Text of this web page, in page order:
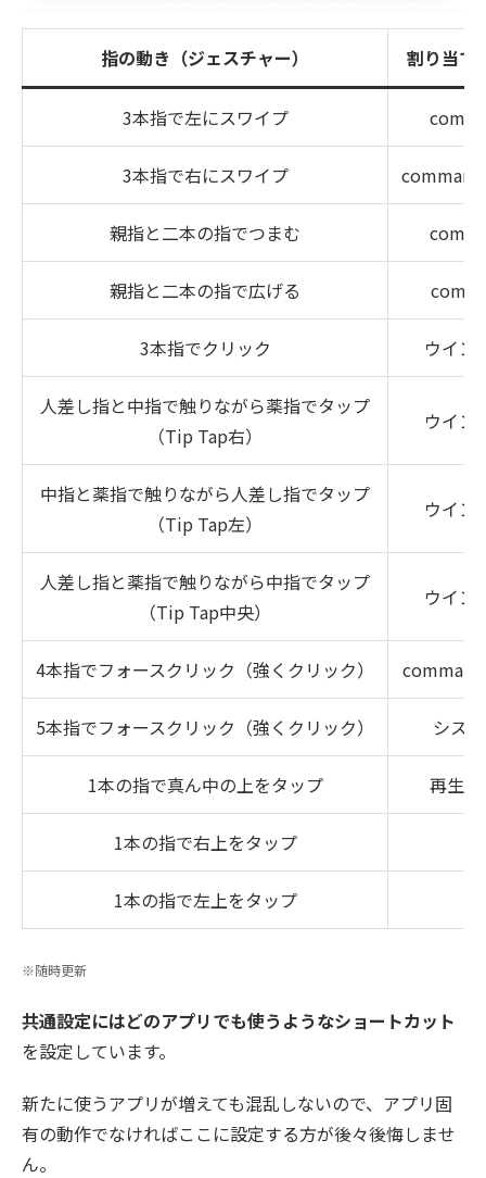
指の動き（ジェスチャー） 割り当て
3本指で左にスワイプ
3本指で右にスワイプ
親指と二本の指でつまむ
親指と二本の指で広げる
3本指でクリック ウイン
人差し指と中指で触りながら薬指でタップ
（Tip Tap右）
ウイン
中指と薬指で触りながら人差し指でタップ
（Tip Tap左）
ウイン
人差し指と薬指で触りながら中指でタップ
（Tip Tap中央）
ウイン
4本指でフォースクリック（強くクリック）
5本指でフォースクリック（強くクリック） シス
1本の指で真ん中の上をタップ 再生/
1本の指で右上をタップ
1本の指で左上をタップ
※随時更新
共通設定にはどのアプリでも使うようなショートカット
を設定しています。
新たに使うアプリが増えても混乱しないので、アプリ固
有の動作でなければここに設定する方が後々後悔しませ
ん。